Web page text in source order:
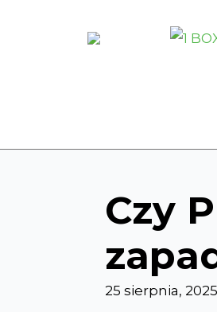
Czy
25 sierpnia, 2025